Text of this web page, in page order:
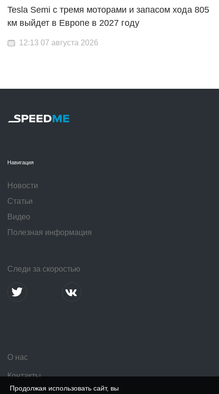
Tesla Semi с тремя моторами и запасом хода 805
км выйдет в Европе в 2027 году
12:13 07 августа 2026
Продолжая использовать сайт, вы
Навигация
Новости
Статьи
Видео
Полезная информация
Следи за скоростью
О нас
Контакты